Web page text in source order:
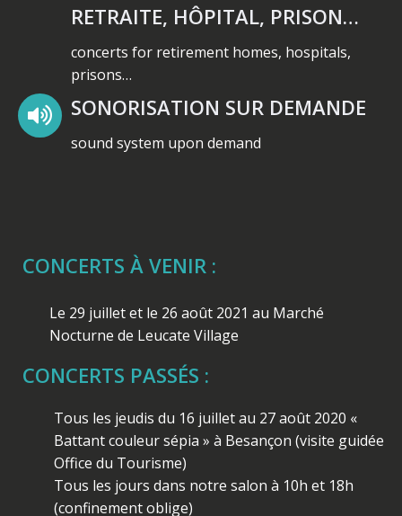
RETRAITE, HÔPITAL, PRISON…
concerts for retirement homes, hospitals,
prisons…
SONORISATION SUR DEMANDE
sound system upon demand
CONCERTS À VENIR :
Le 29 juillet et le 26 août 2021 au Marché
Nocturne de Leucate Village
CONCERTS PASSÉS :
Tous les jeudis du 16 juillet au 27 août 2020 «
Battant couleur sépia » à Besançon (visite guidée
Office du Tourisme)
Tous les jours dans notre salon à 10h et 18h
(confinement oblige)